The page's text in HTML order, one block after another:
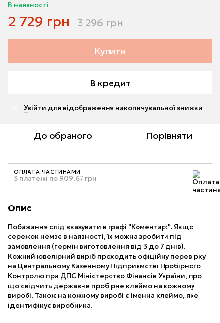
В наявності
2 729 грн 3 296 грн
Купити
В кредит
Увійти для відображення накопичувальної знижки
До обраного Порівняти
ОПЛАТА ЧАСТИНАМИ
3 платежі по 909.67 грн
Опис
Побажання слід вказувати в графі "Коментар:". Якщо
сережок немає в наявності, їх можна зробити під
замовлення (термін виготовлення від 3 до 7 днів).
Кожний ювелірний виріб проходить офіційну перевірку
на Центральному Казенному Підприємстві Пробірного
Контролю при ДПС Міністерство Фінансів України, про
що свідчить державне пробірне клеймо на кожному
виробі. Також на кожному виробі є іменна клеймо, яке
ідентифікує виробника.